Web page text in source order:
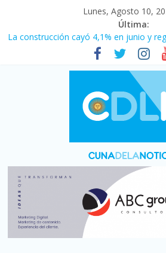
Lunes, Agosto 10,
Última:
La construcción cayó 4,1% en junio y
Duelo internacional: Falleció Jorge
El consumo sigue frenado: las ventas
julio y acumulan siete meses en baja
Newell’s cayó 2 a 1 ante Defensa y
por la cuarta fecha del Clausura
El agro argentino logró un récord
el primer semestre de 2026